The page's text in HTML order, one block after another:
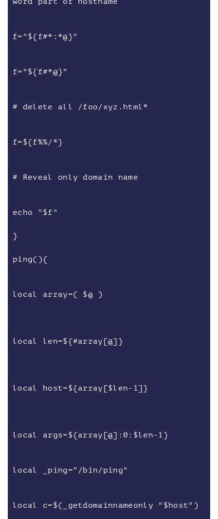
f="${f#*:*@}"
f="${f#*@}"
# delete all /foo/xyz.html*
f=${f%%/*}
# Reveal only domain name
echo "$f"
}
ping(){
local array=( $@ )
local len=${#array[@]}
local host=${array[$len-1]}
local args=${array[@]:0:$len-1}
local _ping="/bin/ping"
local c=$(_getdomainnameonly "$host")